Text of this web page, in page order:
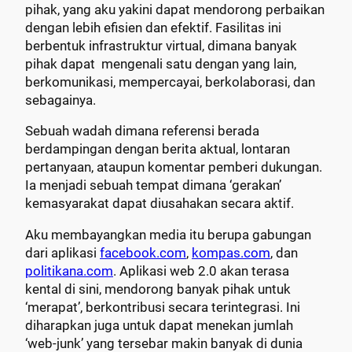
pihak, yang aku yakini dapat mendorong perbaikan
dengan lebih efisien dan efektif. Fasilitas ini
berbentuk infrastruktur virtual, dimana banyak
pihak dapat mengenali satu dengan yang lain,
berkomunikasi, mempercayai, berkolaborasi, dan
sebagainya.
Sebuah wadah dimana referensi berada
berdampingan dengan berita aktual, lontaran
pertanyaan, ataupun komentar pemberi dukungan.
Ia menjadi sebuah tempat dimana ‘gerakan’
kemasyarakat dapat diusahakan secara aktif.
Aku membayangkan media itu berupa gabungan
dari aplikasi facebook.com, kompas.com, dan
politikana.com. Aplikasi web 2.0 akan terasa
kental di sini, mendorong banyak pihak untuk
‘merapat’, berkontribusi secara terintegrasi. Ini
diharapkan juga untuk dapat menekan jumlah
‘web-junk’ yang tersebar makin banyak di dunia